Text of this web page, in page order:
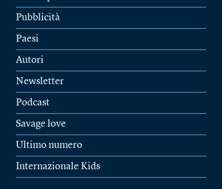
Pubblicità
Paesi
Autori
Newsletter
Podcast
Savage love
Ultimo numero
Internazionale Kids